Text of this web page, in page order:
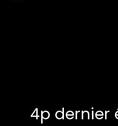
4p dernier